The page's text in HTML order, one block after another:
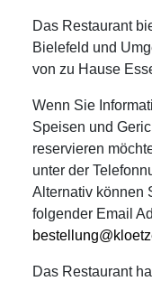
Das Restaurant
Bielefeld und
von zu Hause
Wenn Sie
Speisen und
reservieren
unter der
Alternativ können
folgender Email
Das Restaurant